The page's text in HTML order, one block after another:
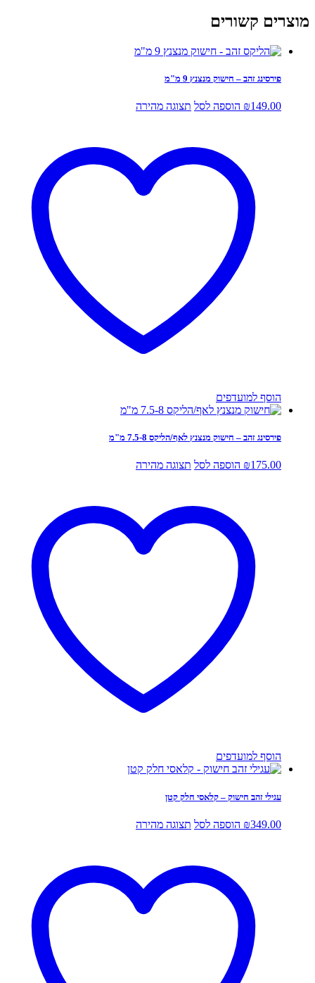
מוצרים קשורים
פירסינג זהב – חישוק מנצנץ 9 מ"מ
₪149.00 הוספה לסל תצוגה מהירה
הוסף למועדפים
פירסינג זהב – חישוק מנצנץ לאף/הליקס 7.5-8 מ"מ
₪175.00 הוספה לסל תצוגה מהירה
הוסף למועדפים
עגילי זהב חישוק – קלאסי חלק קטן
₪349.00 הוספה לסל תצוגה מהירה